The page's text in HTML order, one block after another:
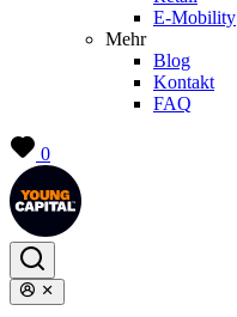
E-Mobility
Mehr
Blog
Kontakt
FAQ
0